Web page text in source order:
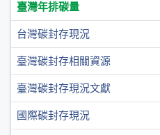
臺灣年排碳量
台灣碳封存現況
臺灣碳封存相關資源
臺灣碳封存現況文獻
國際碳封存現況